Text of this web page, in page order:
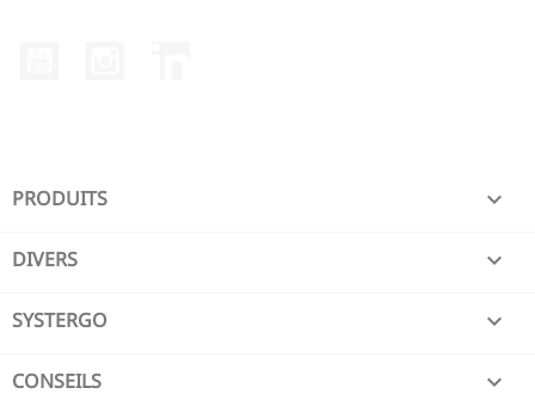
PRODUITS 
DIVERS 
SYSTERGO 
CONSEILS 